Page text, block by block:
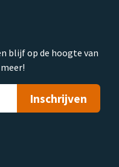
blijf op de hoogte van
Inschrijven